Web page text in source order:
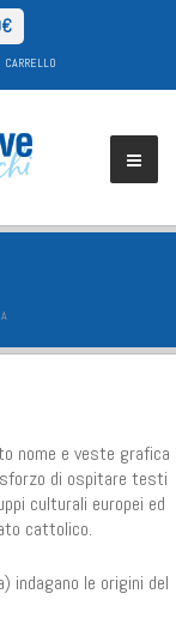
CARRELLO
nome e veste grafica
di ospitare testi
culturali europei ed
cattolico.
indagano le origini del